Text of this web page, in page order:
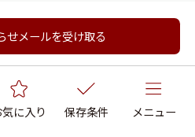
ールを受け取る
気に入り 保存条件 メニュー
せメールを受け取る